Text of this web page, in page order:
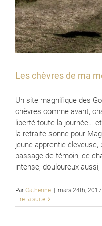
Les chèvres de ma
Un site magnifique des
chèvres comme avant,
liberté toute la journée…
la retraite sonne pour
jeune apprentie éleveuse,
passage de témoin, ce
intense, douloureux aussi,
Par Catherine | mars 24th, 2017
Lire la suite